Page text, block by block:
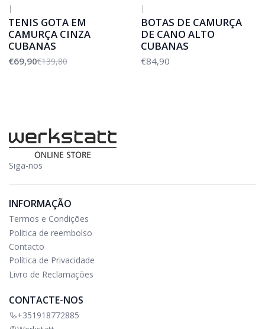
|
TENIS GOTA EM
CAMURÇA CINZA
CUBANAS
€69,90€139,80
|
BOTAS DE CAMURÇA
DE CANO ALTO
CUBANAS
€84,90
Siga-nos
INFORMAÇÃO
Termos e Condições
Politica de reembolso
Contacto
Política de Privacidade
Livro de Reclamações
CONTACTE-NOS
+351918772885